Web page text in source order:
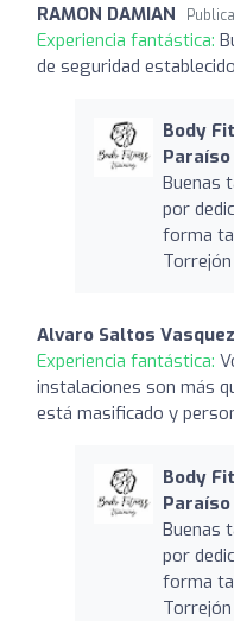
RAMON DAMIAN
Experiencia fantástica:
de seguridad
Body
Buenas
por
forma
Torrejón
Alvaro Saltos Vasquez
Experiencia fantástica:
instalaciones son más
está masificado y
Body
Buenas
por
forma
Torrejón